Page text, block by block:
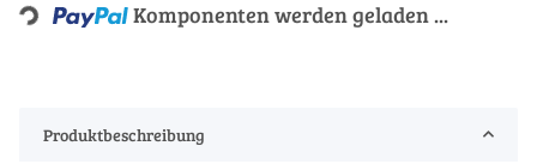
Komponenten werden geladen ...
Produktbeschreibung